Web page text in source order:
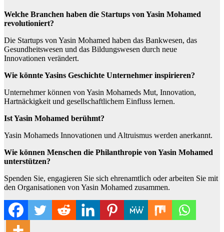
Welche Branchen haben die Startups von Yasin Mohamed
revolutioniert?
Die Startups von Yasin Mohamed haben das Bankwesen, das
Gesundheitswesen und das Bildungswesen durch neue
Innovationen verändert.
Wie könnte Yasins Geschichte Unternehmer inspirieren?
Unternehmer können von Yasin Mohameds Mut, Innovation,
Hartnäckigkeit und gesellschaftlichem Einfluss lernen.
Ist Yasin Mohamed berühmt?
Yasin Mohameds Innovationen und Altruismus werden anerkannt.
Wie können Menschen die Philanthropie von Yasin Mohamed
unterstützen?
Spenden Sie, engagieren Sie sich ehrenamtlich oder arbeiten Sie mit
den Organisationen von Yasin Mohamed zusammen.